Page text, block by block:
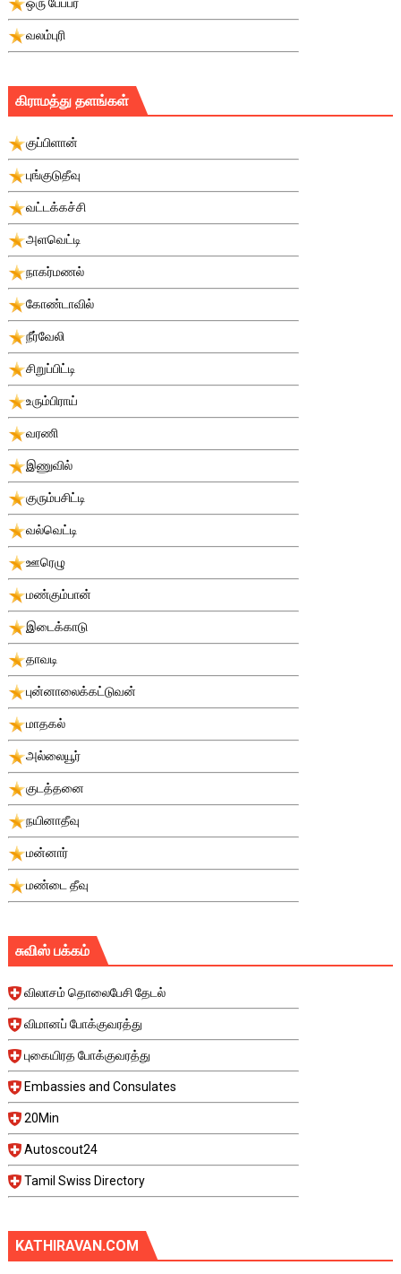
வலம்புரி
கிராமத்து தளங்கள்
குப்பிளான்
புங்குடுதீவு
வட்டக்கச்சி
அளவெட்டி
நாகர்மணல்
கோண்டாவில்
நீர்வேலி
சிறுப்பிட்டி
உரும்பிராய்
வரணி
இணுவில்
குரும்பசிட்டி
வல்வெட்டி
ஊரெழு
மண்கும்பான்
இடைக்காடு
தாவடி
புன்னாலைக்கட்டுவன்
மாதகல்
அல்லையூர்
குடத்தனை
நயினாதீவு
மன்னார்
மண்டை தீவு
சுவிஸ் பக்கம்
விலாசம் தொலைபேசி தேடல்
விமானப் போக்குவரத்து
புகையிரத போக்குவரத்து
Embassies and Consulates
20Min
Autoscout24
Tamil Swiss Directory
KATHIRAVAN.COM